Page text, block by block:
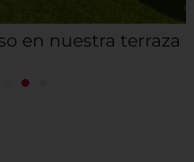
en nuestra terraza